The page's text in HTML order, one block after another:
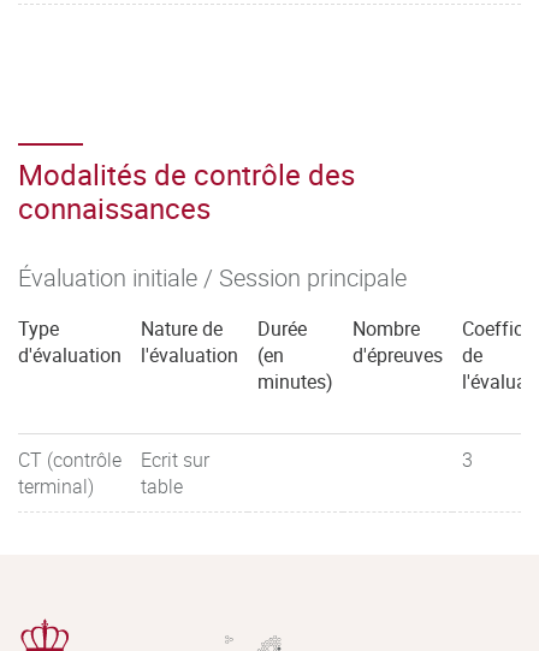
Modalités de contrôle des
connaissances
Évaluation initiale / Session principale
Type
d'évaluation
Nature de
l'évaluation
Durée
(en
minutes)
Nombre
d'épreuves
de
CT (contrôle
terminal)
Ecrit sur
table
3